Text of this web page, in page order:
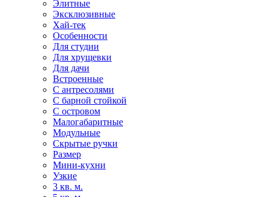
Элитные
Эксклюзивные
Хай-тек
Особенности
Для студии
Для хрущевки
Для дачи
Встроенные
С антресолями
С барной стойкой
С островом
Малогабаритные
Модульные
Скрытые ручки
Размер
Мини-кухни
Узкие
3 кв. м.